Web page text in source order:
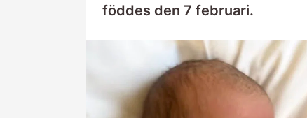
föddes den 7 februari.